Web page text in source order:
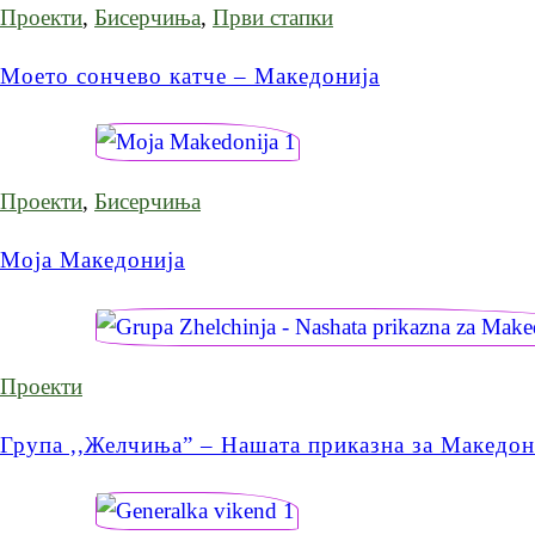
Проекти, Бисерчиња, Први стапки
Моето сончево катче – Македонија
Проекти, Бисерчиња
Моја Македонија
Проекти
Група ,,Желчиња” – Нашата приказна за